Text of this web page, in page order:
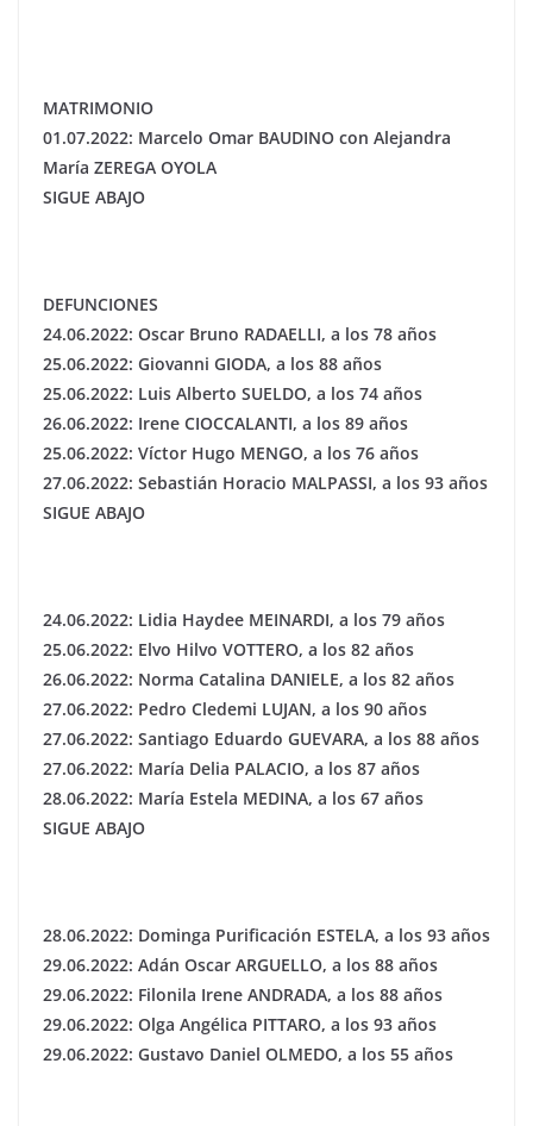
MATRIMONIO
01.07.2022: Marcelo Omar BAUDINO con Alejandra
María ZEREGA OYOLA
SIGUE ABAJO
DEFUNCIONES
24.06.2022: Oscar Bruno RADAELLI, a los 78 años
25.06.2022: Giovanni GIODA, a los 88 años
25.06.2022: Luis Alberto SUELDO, a los 74 años
26.06.2022: Irene CIOCCALANTI, a los 89 años
25.06.2022: Víctor Hugo MENGO, a los 76 años
27.06.2022: Sebastián Horacio MALPASSI, a los 93 años
SIGUE ABAJO
24.06.2022: Lidia Haydee MEINARDI, a los 79 años
25.06.2022: Elvo Hilvo VOTTERO, a los 82 años
26.06.2022: Norma Catalina DANIELE, a los 82 años
27.06.2022: Pedro Cledemi LUJAN, a los 90 años
27.06.2022: Santiago Eduardo GUEVARA, a los 88 años
27.06.2022: María Delia PALACIO, a los 87 años
28.06.2022: María Estela MEDINA, a los 67 años
SIGUE ABAJO
28.06.2022: Dominga Purificación ESTELA, a los 93 años
29.06.2022: Adán Oscar ARGUELLO, a los 88 años
29.06.2022: Filonila Irene ANDRADA, a los 88 años
29.06.2022: Olga Angélica PITTARO, a los 93 años
29.06.2022: Gustavo Daniel OLMEDO, a los 55 años